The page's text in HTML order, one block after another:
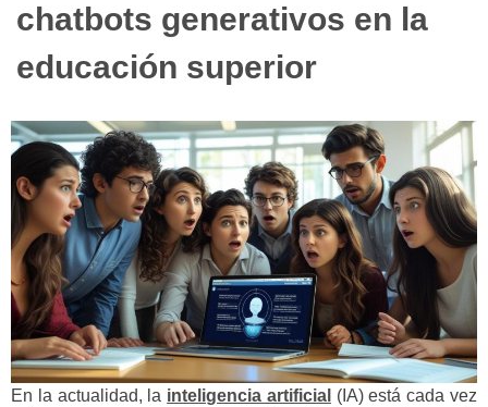
chatbots generativos en la
educación superior
En la actualidad, la inteligencia artificial (IA) está cada vez